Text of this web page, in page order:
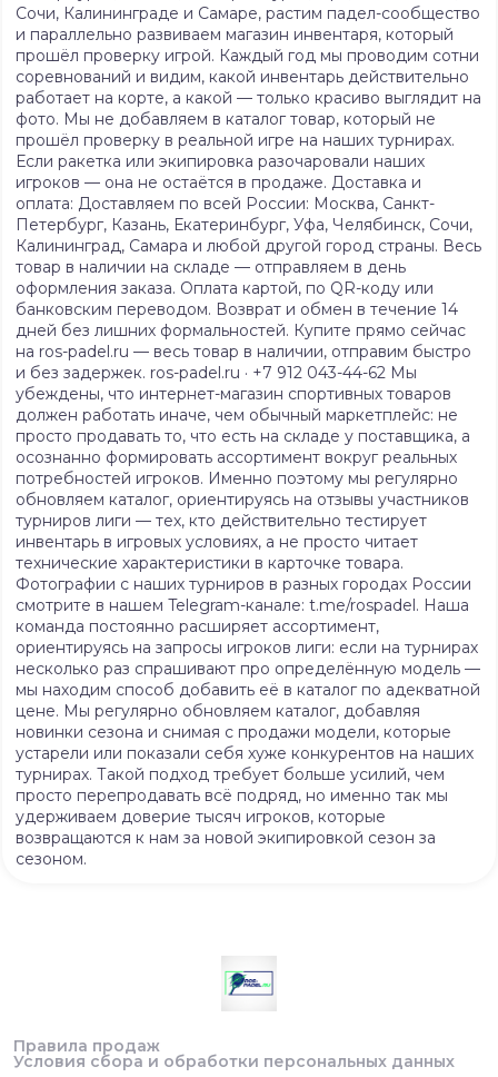
Сочи, Калининграде и Самаре, растим падел-сообщество
и параллельно развиваем магазин инвентаря, который
прошёл проверку игрой. Каждый год мы проводим сотни
соревнований и видим, какой инвентарь действительно
работает на корте, а какой — только красиво выглядит на
фото. Мы не добавляем в каталог товар, который не
прошёл проверку в реальной игре на наших турнирах.
Если ракетка или экипировка разочаровали наших
игроков — она не остаётся в продаже. Доставка и
оплата: Доставляем по всей России: Москва, Санкт-
Петербург, Казань, Екатеринбург, Уфа, Челябинск, Сочи,
Калининград, Самара и любой другой город страны. Весь
товар в наличии на складе — отправляем в день
оформления заказа. Оплата картой, по QR-коду или
банковским переводом. Возврат и обмен в течение 14
дней без лишних формальностей. Купите прямо сейчас
на ros-padel.ru — весь товар в наличии, отправим быстро
и без задержек. ros-padel.ru · +7 912 043-44-62 Мы
убеждены, что интернет-магазин спортивных товаров
должен работать иначе, чем обычный маркетплейс: не
просто продавать то, что есть на складе у поставщика, а
осознанно формировать ассортимент вокруг реальных
потребностей игроков. Именно поэтому мы регулярно
обновляем каталог, ориентируясь на отзывы участников
турниров лиги — тех, кто действительно тестирует
инвентарь в игровых условиях, а не просто читает
технические характеристики в карточке товара.
Фотографии с наших турниров в разных городах России
смотрите в нашем Telegram-канале: t.me/rospadel. Наша
команда постоянно расширяет ассортимент,
ориентируясь на запросы игроков лиги: если на турнирах
несколько раз спрашивают про определённую модель —
мы находим способ добавить её в каталог по адекватной
цене. Мы регулярно обновляем каталог, добавляя
новинки сезона и снимая с продажи модели, которые
устарели или показали себя хуже конкурентов на наших
турнирах. Такой подход требует больше усилий, чем
просто перепродавать всё подряд, но именно так мы
удерживаем доверие тысяч игроков, которые
возвращаются к нам за новой экипировкой сезон за
сезоном.
Правила продаж
Условия сбора и обработки персональных данных